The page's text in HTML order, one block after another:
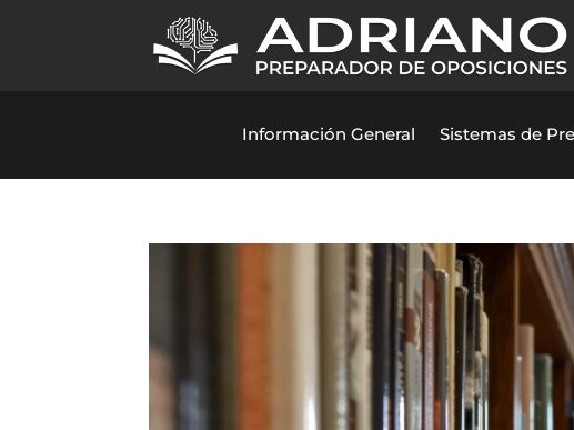
Información General Sistemas de